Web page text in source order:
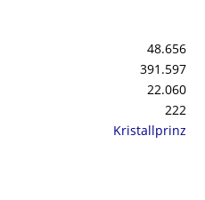
48.656
391.597
22.060
222
Kristallprinz